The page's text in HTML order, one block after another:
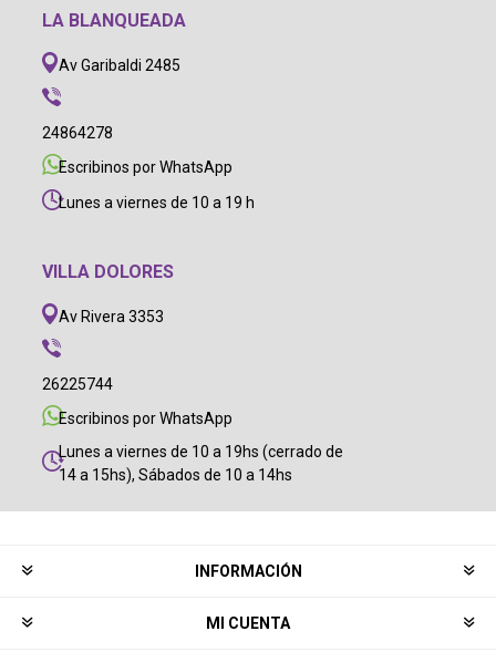
LA BLANQUEADA
Av Garibaldi 2485
24864278
Escribinos por WhatsApp
Lunes a viernes de 10 a 19 h
VILLA DOLORES
Av Rivera 3353
26225744
Escribinos por WhatsApp
Lunes a viernes de 10 a 19hs (cerrado de
14 a 15hs), Sábados de 10 a 14hs
INFORMACIÓN
MI CUENTA